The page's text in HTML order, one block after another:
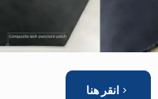
انقر هنا